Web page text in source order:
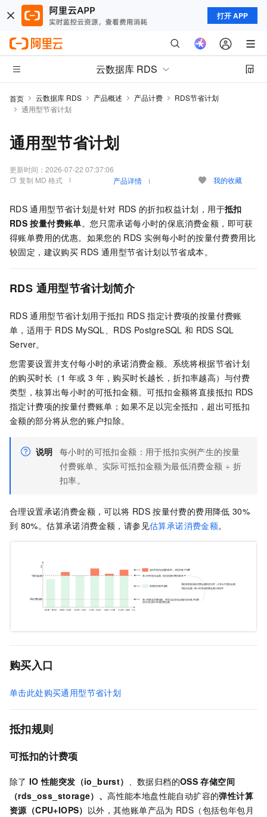
打开 APP
云数据库 RDS
首页 云数据库 RDS 产品概述 产品计费
RDS节省计划
通用型节省计划
通用型节省计划
更新时间： 2026-07-22 07:37:06
复制 MD 格式
产品详情 我的收藏
RDS 通用型节省计划是针对 RDS 的折扣权益计划，用于抵扣
RDS 按量付费账单。您只需承诺每小时的保底消费金额，即可获
得账单费用的优惠。如果您的 RDS 实例每小时的按量付费费用比
较固定，建议购买 RDS 通用型节省计划以节省成本。
RDS 通用型节省计划简介
RDS 通用型节省计划用于抵扣 RDS 指定计费项的按量付费账
单，适用于 RDS MySQL、RDS PostgreSQL 和 RDS SQL
Server。
您需要设置并支付每小时的承诺消费金额。系统将根据节省计划
的购买时长（1 年或 3 年，购买时长越长，折扣率越高）与付费
类型，核算出每小时的可抵扣金额。可抵扣金额将直接抵扣 RDS
指定计费项的按量付费账单；如果不足以完全抵扣，超出可抵扣
金额的部分将从您的账户扣除。
说明 每小时的可抵扣金额：用于抵扣实例产生的按量
付费账单。实际可抵扣金额为最低消费金额 ÷ 折
扣率。
合理设置承诺消费金额，可以将 RDS 按量付费的费用降低 30%
到 80%。估算承诺消费金额，请参见估算承诺消费金额。
购买入口
单击此处购买通用型节省计划
抵扣规则
可抵扣的计费项
除了 IO 性能突发（io_burst） 、数据归档的OSS 存储空间
（rds_oss_storage）、高性能本地盘性能自动扩容的弹性计算
资源（CPU+IOPS） 以外，其他账单产品为 RDS（包括包年包月